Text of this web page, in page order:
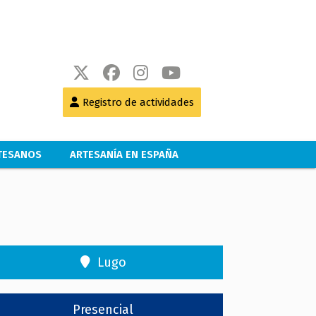
Registro de actividades
ARTESANÍA EN ESPAÑA
Lugo
Presencial